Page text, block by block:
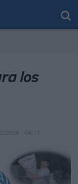
los
2024 - 04:11